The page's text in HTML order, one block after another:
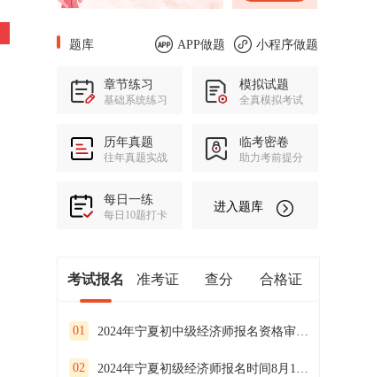
题库 APP做题 小程序做题
章节练习
基础系统练习
模拟试题
全真模拟考试
历年真题
往年真题实战
临考密卷
助力考前提分
每日一练
每日10题打卡
进入题库
考试报名 准考证 查分 合格证
01 2024年宁夏初中级经济师报名资格审核方式
02 2024年宁夏初级经济师报名时间8月12日至28日